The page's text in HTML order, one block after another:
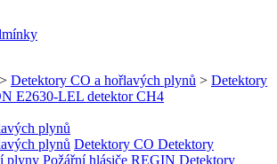
> Detektory CO a hořlavých plynů > Detektory
E2630-LEL detektor CH4
plynů
plynů Detektory CO Detektory
plyny Požářní hlásiče REGIN Detektory